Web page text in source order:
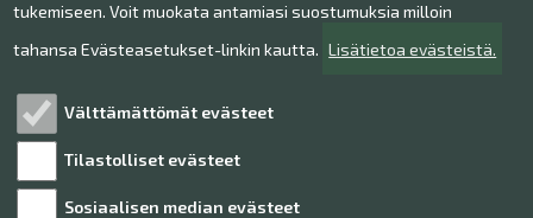
tukemiseen. Voit muokata antamiasi suostumuksia milloin
tahansa Evästeasetukset-linkin kautta. Lisätietoa evästeistä.
Välttämättömät evästeet
Tilastolliset evästeet
Sosiaalisen median evästeet
Museo Facebookissa
Museo Instagramissa